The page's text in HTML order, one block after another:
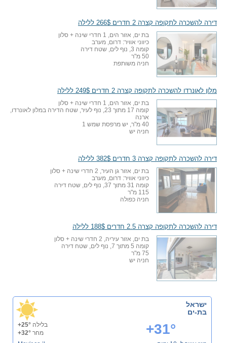
דירה להשכרה לתקופה קצרה 2 חדרים 266$ ללילה
בת ים, אזור הים, 1 חדרי שינה + סלון
כיווני אוויר: דרום, מערב
קומה 3, נוף לים, שטח דירה
50 מ"ר
חניה משותפת
מלון לאונרדו להשכרה לתקופה קצרה 2 חדרים 249$ ללילה
בת ים, אזור הים, 1 חדרי שינה + סלון
קומה 17 מתוך 23, נוף לעיר, שטח הדירה במלון לאונרדו,
ארנה
40 מ"ר, יש מרפסת שמש 1
חניה יש
דירה להשכרה לתקופה קצרה 3 חדרים 382$ ללילה
בת ים, אזור גן העיר, 2 חדרי שינה + סלון
כיווני אוויר: דרום, מערב
קומה 31 מתוך 37, נוף לים, שטח דירה
115 מ"ר
חניה כפולה
דירה להשכרה לתקופה קצרה 2.5 חדרים 188$ ללילה
בת ים, אזור עיריה, 2 חדרי שינה + סלון
קומה 5 מתוך 7, נוף לים, שטח דירה
75 מ"ר
חניה יש
ישראל
בת-ים
+31° בלילה +25°
מחר +32°